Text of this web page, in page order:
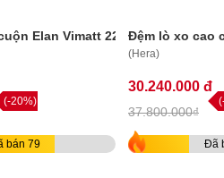
Elan Vimatt 22cm
(-20%)
bán 79
Đệm lò xo cao
(Hera)
30.240.000 đ
37.800.000₫
Đã